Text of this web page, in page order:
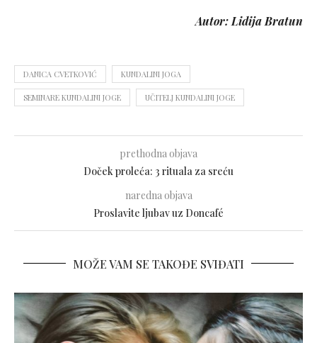
Autor: Lidija Bratun
DANICA CVETKOVIĆ KUNDALINI JOGA
SEMINARE KUNDALINI JOGE UČITELJ KUNDALINI JOGE
prethodna objava
Doček proleća: 3 rituala za sreću
naredna objava
Proslavite ljubav uz Doncafé
MOŽE VAM SE TAKOĐE SVIĐATI